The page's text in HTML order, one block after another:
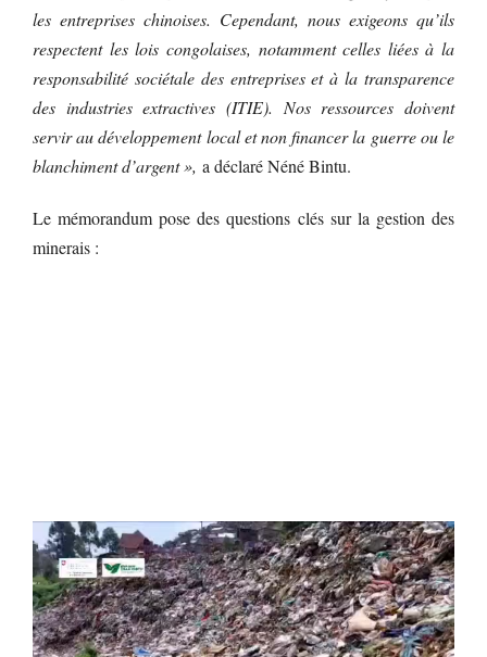
les entreprises chinoises. Cependant, nous exigeons qu’ils
respectent les lois congolaises, notamment celles liées à la
responsabilité sociétale des entreprises et à la transparence
des industries extractives (ITIE). Nos ressources doivent
servir au développement local et non financer la guerre ou le
blanchiment d’argent », a déclaré Néné Bintu.
Le mémorandum pose des questions clés sur la gestion des
minerais :